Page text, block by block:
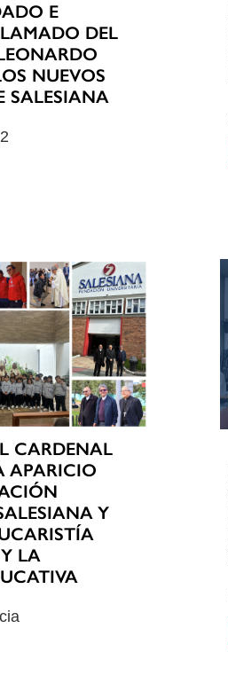
E
DEL
NUEVOS
SALESIANA
CARDENAL
APARICIO
Y
LA